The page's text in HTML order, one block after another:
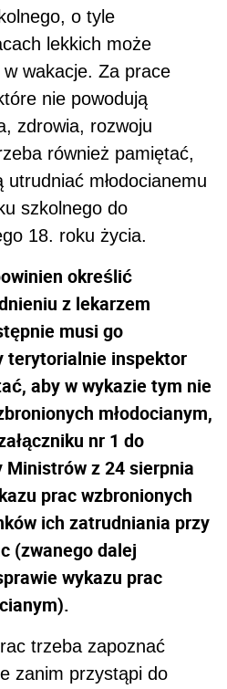
o tyle
lekkich może
wakacje. Za prace
nie powodują
zdrowia, rozwoju
również pamiętać,
młodocianemu
szkolnego do
18. roku życia.
określić
z lekarzem
musi go
terytorialnie inspektor
aby w wykazie tym nie
młodocianym,
nr 1 do
Ministrów z 24 sierpnia
prac wzbronionych
ich zatrudniania przy
(zwanego dalej
wykazu prac
trzeba zapoznać
zanim przystąpi do